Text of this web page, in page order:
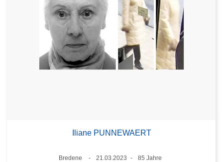
Iliane PUNNEWAERT
Standort
Bredene
21.03.2023
85 Jahre